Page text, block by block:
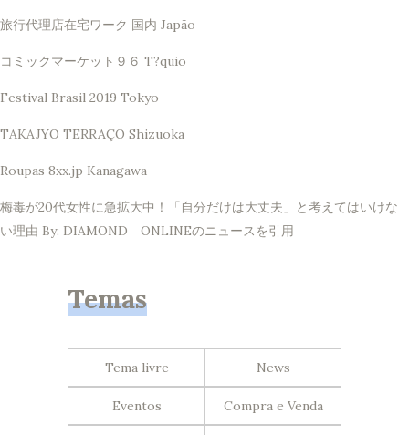
旅行代理店在宅ワーク 国内 Japão
コミックマーケット９６ T?quio
Festival Brasil 2019 Tokyo
TAKAJYO TERRAÇO Shizuoka
Roupas 8xx.jp Kanagawa
梅毒が20代女性に急拡大中！「自分だけは大丈夫」と考えてはいけな
い理由 By: DIAMOND ONLINEのニュースを引用
Temas
Tema livre News
Eventos Compra e Venda